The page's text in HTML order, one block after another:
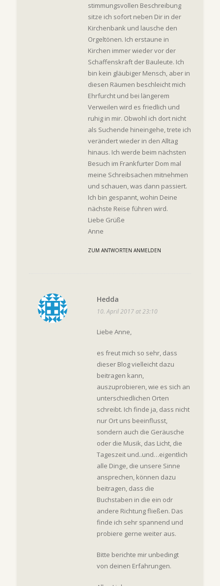
stimmungsvollen Beschreibung
sitze ich sofort neben Dir in der
Kirchenbank und lausche den
Orgeltönen. Ich erstaune in
Kirchen immer wieder vor der
Schaffenskraft der Bauleute. Ich
bin kein gläubiger Mensch, aber in
diesen Räumen beschleicht mich
Ehrfurcht und bei längerem
Verweilen wird es friedlich und
ruhig in mir. Obwohl ich dort nicht
als Suchende hineingehe, trete ich
verändert wieder in den Alltag
hinaus. Ich werde beim nächsten
Besuch im Frankfurter Dom mal
meine Schreibsachen mitnehmen
und schauen, was dann passiert.
Ich bin gespannt, wohin Deine
nächste Reise führen wird.
Liebe Grüße
Anne
ZUM ANTWORTEN ANMELDEN
Hedda
10. April 2017 at 23:10
Liebe Anne,
es freut mich so sehr, dass
dieser Blog vielleicht dazu
beitragen kann,
auszuprobieren, wie es sich an
unterschiedlichen Orten
schreibt. Ich finde ja, dass nicht
nur Ort uns beeinflusst,
sondern auch die Geräusche
oder die Musik, das Licht, die
Tageszeit und..und…eigentlich
alle Dinge, die unsere Sinne
ansprechen, können dazu
beitragen, dass die
Buchstaben in die ein odr
andere Richtung fließen. Das
finde ich sehr spannend und
probiere gerne weiter aus.
Bitte berichte mir unbedingt
von deinen Erfahrungen.